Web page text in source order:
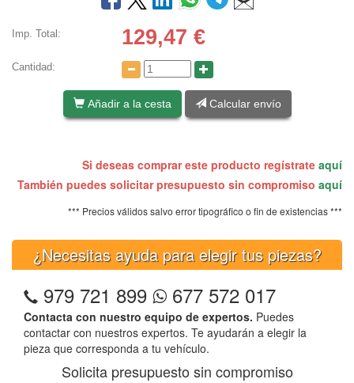
Imp. Total: 129,47 €
Cantidad:
Añadir a la cesta Calcular envío
Si deseas comprar este producto regístrate aquí
También puedes solicitar presupuesto sin compromiso aquí
*** Precios válidos salvo error tipográfico o fin de existencias ***
¿Necesitas ayuda para elegir tus piezas?
979 721 899 677 572 017
Contacta con nuestro equipo de expertos. Puedes
contactar con nuestros expertos. Te ayudarán a elegir la
pieza que corresponda a tu vehículo.
Solicita presupuesto sin compromiso